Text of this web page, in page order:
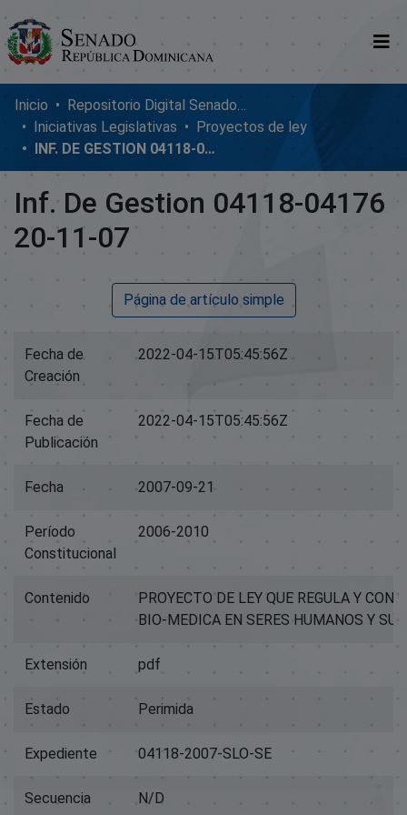
Comunidades
Glosario
Nosotros
Inicio
Repositorio Digital SenadoRD
Iniciativas Legislativas
Proyectos de ley
INF. DE GESTION 04118-04176 20-11-07
Inf. De Gestion 04118-04176
20-11-07
Página de artículo simple
Fecha de
Creación
2022-04-15T05:45:56Z
Fecha de
Publicación
2022-04-15T05:45:56Z
Fecha 2007-09-21
Período
Constitucional
2006-2010
Contenido
PROYECTO DE LEY QUE REGULA Y
BIO-MEDICA EN SERES HUMANOS Y SU
Extensión pdf
Estado Perimida
Expediente 04118-2007-SLO-SE
Secuencia N/D